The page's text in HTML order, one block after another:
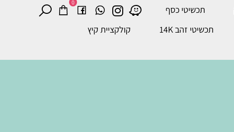
0
תכשיטי כסף
תכשיטי זהב 14K
קולקציית קיץ